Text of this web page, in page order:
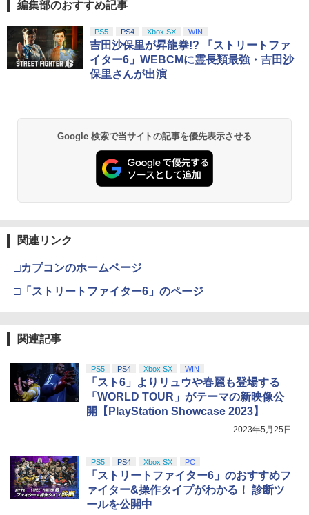
編集部のおすすめ記事
PS5 PS4 Xbox SX WIN
吉田沙保里が昇龍拳!? 「ストリートファ
イター6」WEBCMに霊長類最強・吉田沙
保里さんが出演
Google 検索で当サイトの記事を優先表示させる
関連リンク
□カプコンのホームページ
□「ストリートファイター6」のページ
関連記事
PS5 PS4 Xbox SX WIN
「スト6」よりリュウや春麗も登場する
「WORLD TOUR」がテーマの新映像公
開【PlayStation Showcase 2023】
2023年5月25日
PS5 PS4 Xbox SX PC
「ストリートファイター6」のおすすめフ
ァイター&操作タイプがわかる！ 診断ツ
ールを公開中